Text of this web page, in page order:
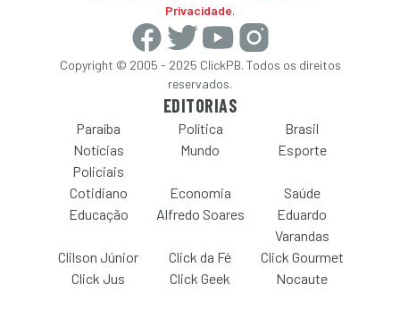
Privacidade.
Copyright © 2005 - 2025 ClickPB. Todos os direitos
reservados.
EDITORIAS
Paraíba Política
Brasil
Notícias
Policiais
Mundo Esporte
Cotidiano Economia
Saúde
Educação
Alfredo Soares
Eduardo
Varandas
Clilson Júnior
Click da Fé
Click Gourmet
Click Jus
Click Geek Nocaute